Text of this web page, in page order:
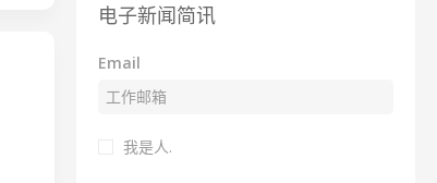
电子新闻简讯
Email
我是人.